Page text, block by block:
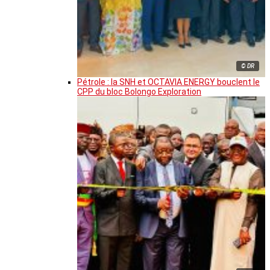
© DR
Pétrole : la SNH et OCTAVIA ENERGY bouclent le
CPP du bloc Bolongo Exploration